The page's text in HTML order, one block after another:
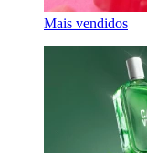
Mais vendidos